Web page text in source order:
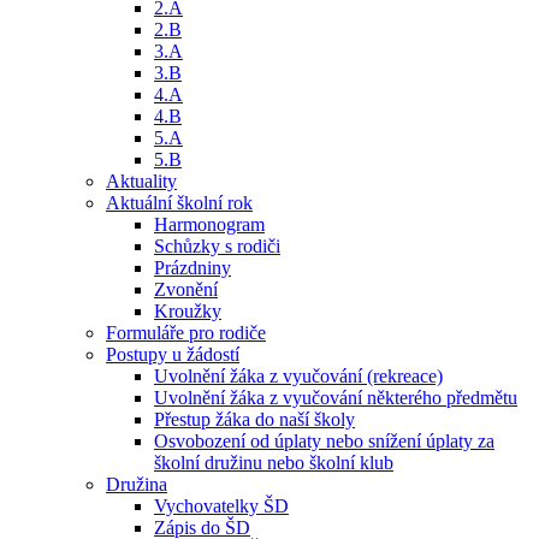
2.A
2.B
3.A
3.B
4.A
4.B
5.A
5.B
Aktuality
Aktuální školní rok
Harmonogram
Schůzky s rodiči
Prázdniny
Zvonění
Kroužky
Formuláře pro rodiče
Postupy u žádostí
Uvolnění žáka z vyučování (rekreace)
Uvolnění žáka z vyučování některého předmětu
Přestup žáka do naší školy
Osvobození od úplaty nebo snížení úplaty za
školní družinu nebo školní klub
Družina
Vychovatelky ŠD
Zápis do ŠD